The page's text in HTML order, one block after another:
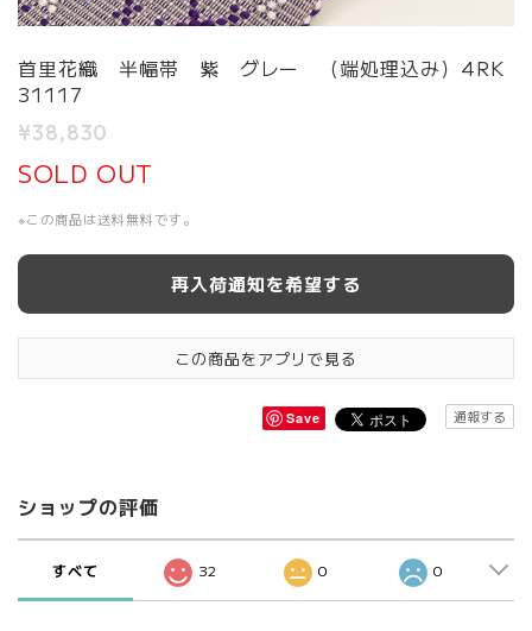
首里花織 半幅帯 紫 グレー （端処理込み）4RK
31117
¥38,830
SOLD OUT
※この商品は送料無料です。
再入荷通知を希望する
この商品をアプリで見る
Save 通報する
ショップの評価
すべて 32 0 0